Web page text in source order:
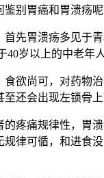
别胃癌和胃溃疡呢
胃溃疡多见于青
岁以上的中老年
尚可，对药物治
还会出现左锁骨
痛规律性，胃溃
律可循，和进食